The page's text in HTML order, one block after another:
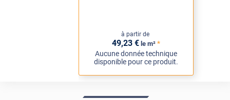
à partir de
49,23 € le m² *
Aucune donnée technique
disponible pour ce produit.